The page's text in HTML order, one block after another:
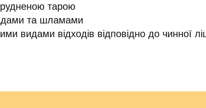
тарою
та шламами
видами відходів відповідно до чинної